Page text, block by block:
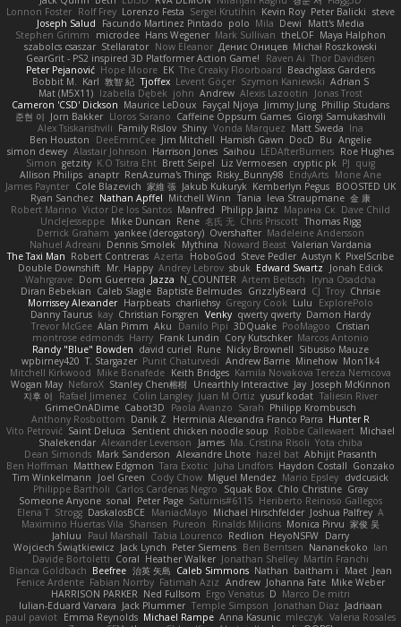
Lonnon Foster Rolf Frey Lorenzo Festa Sergei Krutihin Kevin Roy Peter Balicki steve
Joseph Salud
Facundo Martinez Pintado polo Mila Dewi
Matt's Media
Stephen Grimm
microdee Hans Wegener Mark Sullivan theLOF Maya Halphon
szabolcs csaszar Stellarator Now Eleanor Денис Оницев Michał Roszkowski
GearGrit - PS2 inspired 3D Platformer Action Game!
Raven Ai Thor Davidsen
Peter Pejanović Hope Moore EK The Creaky Floorboard Beachglass Gardens
Bobbit M.
Karl 敦智 紀 Tjoffex Levent Göçer Szymon Kaniewski Adrian S
Mat (M5X11) Izabella Dębek john Andrew Alexis Lazootin
Jonas Trost
Cameron 'CSD' Dickson Maurice LeDoux Fayçal Njoya Jimmy Jung Phillip Studans
준현 이 Jorn Bakker Lloros Sarano Caffeine Oppsum Games Giorgi Samukashvili
Alex Tsiskarishvili Family Rislov Shiny Vonda Marquez Matt Sweda Ina
Ben Houston
DeeEmmCee Jim Mitchell Hamish Gawn DocD Bu Angelie
simon dewey Alastair Johnson Harrison Jones Saihou LEDAfterBurners Roe Hughes
Simon getzity K.O Tsitra Eht Brett Seipel Liz Vermoesen cryptic pk PJ quig
Allison Philips anaptr RenAzuma's Things Risky_Bunny98 EndyArts Mone Ane
James Paynter Cole Blazevich 家維 張 Jakub Kukuryk Kemberlyn Pegus BOOSTED UK
Ryan Sanchez Nathan Apffel Mitchell Winn Tania Ieva Straupmane 金 康
Robert Marino Victor De los Santos Manfred Philipp Jainz Марина Ск Dave Child
UncleJesseppe Mike Duncan Rene 名氏 无 Chris Priscott Thomas Rigg
Derrick Graham yankee (derogatory) Overshafter Madeleine Andersson
Nahuel Adreani Dennis Smolek Mythina Noward Beast Valerian Vardania
The Taxi Man Robert Contreras Azerta HoboGod Steve Pedler Austyn K PixelScribe
Double Downshift Mr. Happy Andrey Lebrov sbuk Edward Swartz
Jonah Edick
Wahrgrave Dom Guerrera Jazza N_COUNTER Artem Beitsch
Iryna Osadcha
Diran Bebekian Caleb Slagle Baptiste Belmudes GrizzlyBeard CJ Troy Chrisie
Morrissey Alexander Harpbeats charliehsy Gregory Cook Lulu
ExplorePolo
Danny Taurus kay Christian Forsgren Venky qwerty qwerty Damon Hardy
Trevor McGee Alan Pimm Aku Danilo Pipi 3DQuake PooMagoo Cristian
montrose edmonds Harry Frank Lundin Cory Kutschker Marcos Antonio
Randy "Blue" Bowden david curiel Rune Nicky Brownell Sibusiso Mauze
wpbirney420 T. Stargazer Punit Chaturvedi Andrew Barrie Minehow Mon1k4
Mitchell Kirkwood Mike Bonafede Keith Bridges Kamila Novakova Tereza Nemcova
Wogan May NefaroX Stanley Chen榕樹 Unearthly Interactive Jay Joseph McKinnon
지후 이
Rafael Jimenez Colin Langley Juan M Ortiz yusuf kodat Taliesin River
GrimeOnADime Cabot3D Paola Avanzo Sarah Philipp Krombusch
Anthony Rosbottom Danik Z Herminia Alexandra Franco Parra Hunter R
Vito Petrović Saint Deluca Sentient chicken noodle soup Robbe Callewaert Michael
Shalekendar Alexander Levenson James Ma. Cristina Risoli Yota chiba
Dean Simonds Mark Sanderson Alexandre Lhote hazel bat Abhijit Prasanth
Ben Hoffman Matthew Edgmon Tara Exotic Juha Lindfors Haydon Costall Gonzako
Tim Winkelmann
Joel Green Cody Chow Miguel Mendez Mario Epsley dvdcusick
Philippe Bartholi Carlos Cardenas Negro Squak Box Chlo Christine Gray
Someone Anyone sonal Peter Page Saturnis#6115 Heriberto Reinoso Gallegos
Elena T Strogg DaskalosBCE ManiacMayo Michael Hirschfelder Joshua Palfrey A
Maximino Huertas Vila Shansen Pureon Rinalds Miļicins Monica Pirvu 家俊 吴
Jahluu
Paul Marshall Tabia Lourenco Redlion HeyoNSFW Darry
Wojciech Świątkiewicz Jack Lynch Peter Siemens Ben Berntsen Nananekoko Ian
Davide Bortoletti Coral Heather Walker Jonathan Shelley Martín Franchi
Bianca Goldbach Beefree 治英 矢島 Caleb Simmons Nathan baitham i Maet Jean
Fenice Ardente Fabian Norrby Fatimah Aziz Andrew Johanna Fate Mike Weber
HARRISON PARKER Ned Fullsom Ergo Venatus D Marco De mitri
Iulian-Eduard Varvara Jack Plummer Temple Simpson Jonathan Diaz Jadriaan
paul paviot Emma Reynolds Michael Rampe Anna Kasunic mleczyk Valeria Rosales